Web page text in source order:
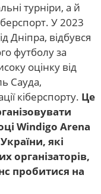
турніри, а й
У 2023
Дніпра, відбувся
футболу за
оцінку від
Сауда,
кіберспорту. Це
Windigo Arena
які
організаторів,
пробитися на